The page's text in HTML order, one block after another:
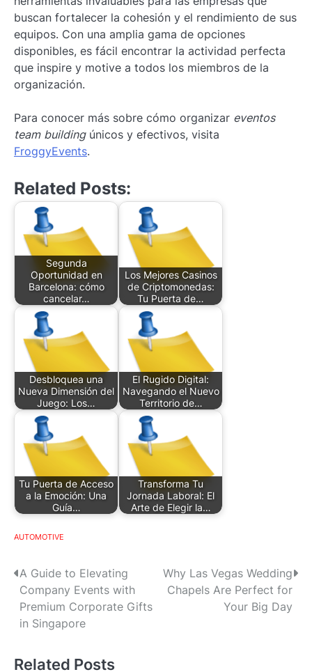
buscan fortalecer la cohesión y el rendimiento de sus
equipos. Con una amplia gama de opciones
disponibles, es fácil encontrar la actividad perfecta
que inspire y motive a todos los miembros de la
organización.
Para conocer más sobre cómo organizar eventos
team buildingúnicos y efectivos, visita
FroggyEvents.
Related Posts:
Segunda
Oportunidad en
Barcelona: cómo
cancelar…
Los Mejores Casinos
de Criptomonedas:
Tu Puerta de…
Desbloquea una
Nueva Dimensión del
Juego: Los…
El Rugido Digital:
Navegando el Nuevo
Territorio de…
Tu Puerta de Acceso
a la Emoción: Una
Guía…
Transforma Tu
Jornada Laboral: El
Arte de Elegir la…
AUTOMOTIVE
P
o
s
A Guide to Elevating
Company Events with
Premium Corporate Gifts
in Singapore
Why Las Vegas Wedding
Chapels Are Perfect for
Your Big Day
Related Posts